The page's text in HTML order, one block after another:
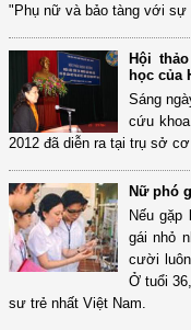
"Phụ nữ và bảo tàng với sự
Hội
học của
Sáng
cứu
2012 đã diễn ra tại trụ sở cơ
Nữ phó
Nếu
gái nhỏ
cười
Ở tuổi
sư trẻ nhất Việt Nam.